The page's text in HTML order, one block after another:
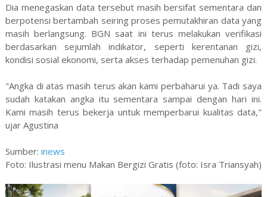
Dia menegaskan data tersebut masih bersifat sementara dan
berpotensi bertambah seiring proses pemutakhiran data yang
masih berlangsung. BGN saat ini terus melakukan verifikasi
berdasarkan sejumlah indikator, seperti kerentanan gizi,
kondisi sosial ekonomi, serta akses terhadap pemenuhan gizi.
"Angka di atas masih terus akan kami perbaharui ya. Tadi saya
sudah katakan angka itu sementara sampai dengan hari ini.
Kami masih terus bekerja untuk memperbarui kualitas data,"
ujar Agustina
Sumber: inews
Foto: Ilustrasi menu Makan Bergizi Gratis (foto: Isra Triansyah)